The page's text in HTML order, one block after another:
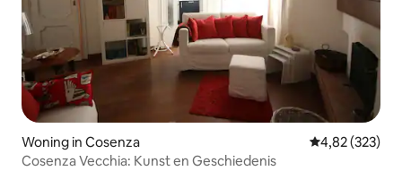
Woning in Cosenza Gemiddelde
4,82 (323)
Cosenza Vecchia: Kunst en Geschiedenis